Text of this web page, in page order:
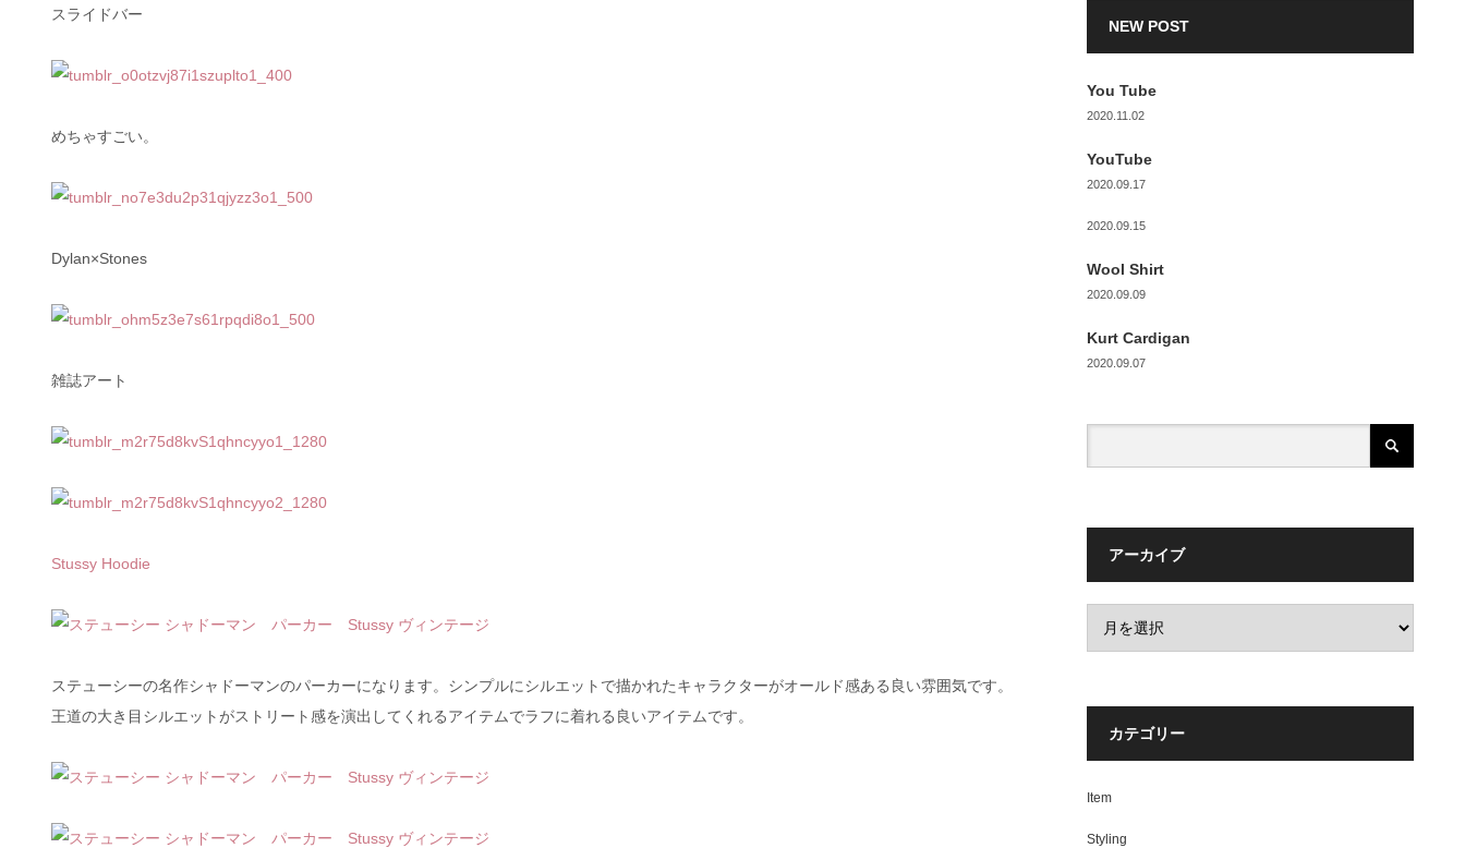
スライドバー
めちゃすごい。
Dylan×Stones
雑誌アート
Stussy Hoodie
ステューシーの名作シャドーマンのパーカーになります。シンプルにシルエットで描かれたキャラクターがオールド感ある良い雰囲気です。
王道の大き目シルエットがストリート感を演出してくれるアイテムでラフに着れる良いアイテムです。
NEW POST
You Tube
2020.11.02
YouTube
2020.09.17
2020.09.15
Wool Shirt
2020.09.09
Kurt Cardigan
2020.09.07
アーカイブ
カテゴリー
Item
Styling